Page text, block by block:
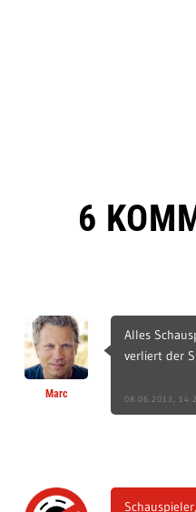
6
Marc
Alles
verliert der
08.06.2013,